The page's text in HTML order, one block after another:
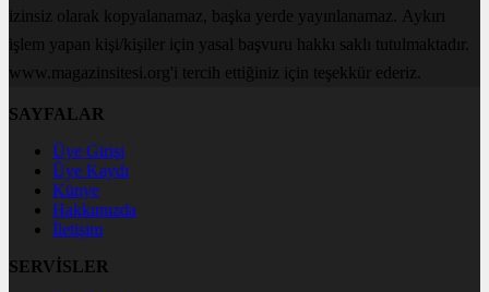
izinsiz olarak kopyalanamaz, başka yerde yayınlanamaz. Aykırı
işlem yapan kişi/kişiler için yasal başvuru hakkı saklı tutulmaktadır.
www.magazinsitesi.org'i tercih ettiğiniz için teşekkür ederiz.
SAYFALAR
Üye Girişi
Üye Kaydı
Künye
Hakkımızda
İletişim
SERVİSLER